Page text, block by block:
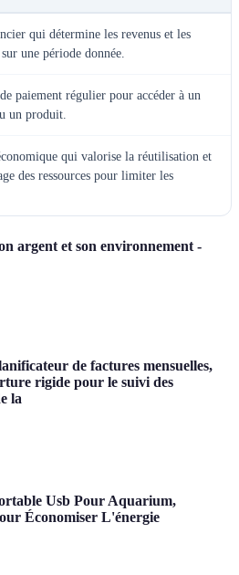
qui détermine les revenus et les
sur une période donnée.
paiement régulier pour accéder à un
un produit.
qui valorise la réutilisation et
des ressources pour limiter les
argent et son environnement -
de factures mensuelles,
rigide pour le suivi des
la
Usb Pour Aquarium,
Économiser L'énergie